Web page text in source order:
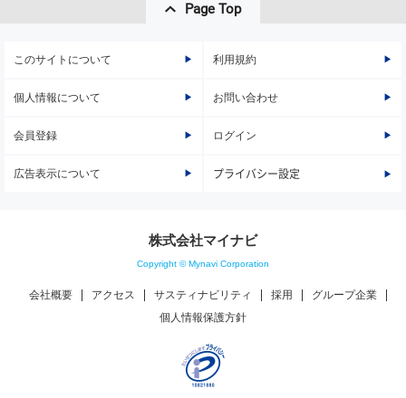
Page Top
このサイトについて 利用規約
個人情報について お問い合わせ
会員登録 ログイン
広告表示について プライバシー設定
株式会社マイナビ
Copyright © Mynavi Corporation
会社概要 アクセス サスティナビリティ 採用
グループ企業
個人情報保護方針